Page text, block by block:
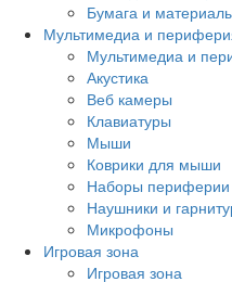
Бумага и
Мультимедиа и
Мультимедиа и
Акустика
Веб камеры
Клавиатуры
Мыши
Коврики для мыши
Наборы периферии
Наушники и
Микрофоны
Игровая зона
Игровая зона